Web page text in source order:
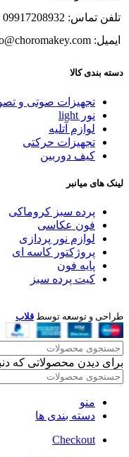
تلفن تماس: 09917208932
ایمیل: info@choromakey.com
دسته بندی کالا
تجهیزات صوتی و
نور light
لوازم آتلیه
تجهیزات حرکتی
کیف دوربین
لینک های میانبر
پرده سبز کروماکی
فون عکاسی
لوازم نور پردازی
پروژکتور کاسه ای
پایه فون
کیت پرده سبز
طراحی و توسعه توسط قلاب
برای دیدن محصولاتی که
منو
دسته بندی ها
Checkout